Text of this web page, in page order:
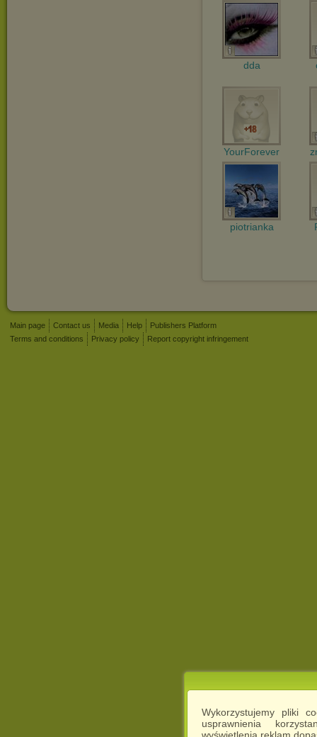
Wykorzystujemy pliki
usprawnienia
wyświetlenia reklam
dda
YourForever
piotrianka
Main page Contact us Media Help
Publishers Platform
Terms and conditions
Privacy policy Report copyright infringement